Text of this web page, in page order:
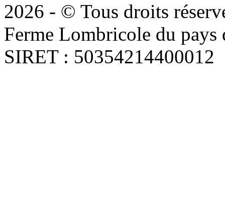
2026 - © Tous droits
Ferme Lombricole du pays
SIRET : 50354214400012